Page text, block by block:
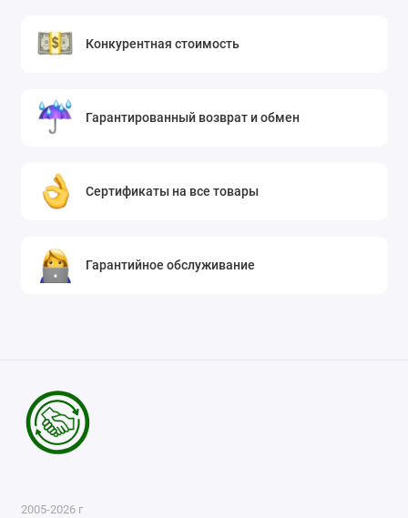
Конкурентная стоимость
Гарантированный возврат и обмен
Сертификаты на все товары
Гарантийное обслуживание
2005-2026 г